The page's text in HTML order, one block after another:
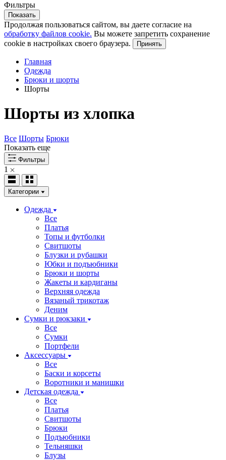
Фильтры
Показать
Продолжая пользоваться сайтом, вы даете согласие на
обработку файлов cookie. Вы можете запретить сохранение
cookie в настройках своего браузера.
Принять
Главная
Одежда
Брюки и шорты
Шорты
Шорты из хлопка
Все Шорты Брюки
Показать еще
Фильтры
1
Категории
Одежда
Все
Платья
Топы и футболки
Свитшоты
Блузки и рубашки
Юбки и подъюбники
Брюки и шорты
Жакеты и кардиганы
Верхняя одежда
Вязаный трикотаж
Деним
Сумки и рюкзаки
Все
Сумки
Портфели
Аксессуары
Все
Баски и корсеты
Воротники и манишки
Детская одежда
Все
Платья
Свитшоты
Брюки
Подъюбники
Тельняшки
Блузы